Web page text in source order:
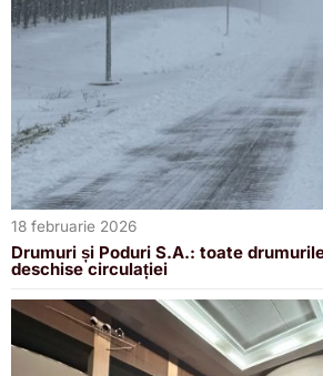
18 februarie 2026
Drumuri și Poduri S.A.: toate
deschise circulației